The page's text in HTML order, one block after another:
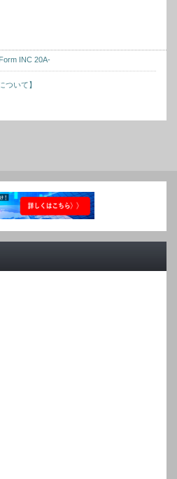
INC 20A-
ついて】